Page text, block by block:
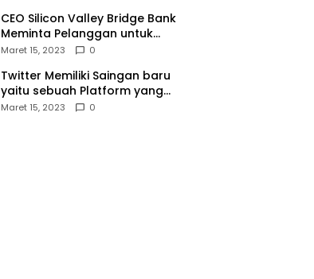
CEO Silicon Valley Bridge Bank
Meminta Pelanggan untuk
menyetor ulang dana Mereka
Maret 15, 2023 0
Twitter Memiliki Saingan baru
yaitu sebuah Platform yang
dibuat oleh Meta
Maret 15, 2023 0